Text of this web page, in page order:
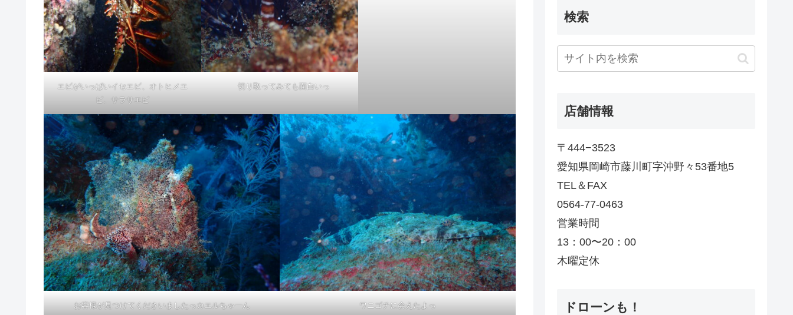
エビがいっぱいイセエビ、オトヒメエ
ビ、サラサエビ
切り取ってみても面白いっ
お客様が見つけてくださいましたっカエルちゃーん ワニゴチに会えたよっ
検索
店舗情報
〒444−3523
愛知県岡崎市藤川町字沖野々53番地5
TEL＆FAX
0564-77-0463
営業時間
13：00〜20：00
木曜定休
ドローンも！